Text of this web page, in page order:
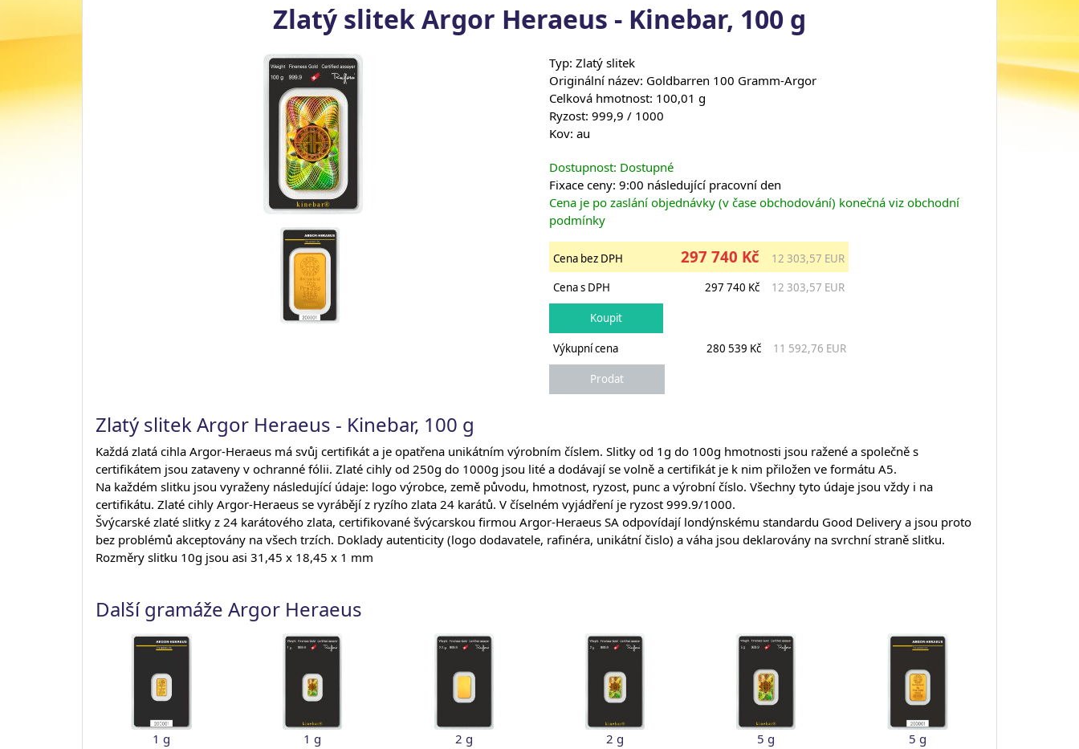
Zlatý slitek Argor Heraeus - Kinebar, 100 g
Typ: Zlatý slitek
Originální název: Goldbarren 100 Gramm-Argor
Celková hmotnost: 100,01 g
Ryzost: 999,9 / 1000
Kov: au
Dostupnost: Dostupné
Fixace ceny: 9:00 následující pracovní den
Cena je po zaslání objednávky (v čase obchodování) konečná viz obchodní
podmínky
Cena bez DPH 297 740 Kč
12 303,57 EUR
Cena s DPH
297 740 Kč 12 303,57 EUR
Výkupní cena 280 539 Kč 11 592,76 EUR
Zlatý slitek Argor Heraeus - Kinebar, 100 g
Každá zlatá cihla Argor-Heraeus má svůj certifikát a je opatřena unikátním výrobním číslem. Slitky od 1g do 100g hmotnosti jsou ražené a společně s
certifikátem jsou zataveny v ochranné fólii. Zlaté cihly od 250g do 1000g jsou lité a dodávají se volně a certifikát je k nim přiložen ve formátu A5.
Na každém slitku jsou vyraženy následující údaje: logo výrobce, země původu, hmotnost, ryzost, punc a výrobní číslo. Všechny tyto údaje jsou vždy i na
certifikátu. Zlaté cihly Argor-Heraeus se vyrábějí z ryzího zlata 24 karátů. V číselném vyjádření je ryzost 999.9/1000.
Švýcarské zlaté slitky z 24 karátového zlata, certifikované švýcarskou firmou Argor-Heraeus SA odpovídají londýnskému standardu Good Delivery a jsou proto
bez problémů akceptovány na všech trzích. Doklady autenticity (logo dodavatele, rafinéra, unikátní čislo) a váha jsou deklarovány na svrchní straně slitku.
Rozměry slitku 10g jsou asi 31,45 x 18,45 x 1 mm
Další gramáže Argor Heraeus
1 g 1 g 2 g 2 g 5 g 5 g